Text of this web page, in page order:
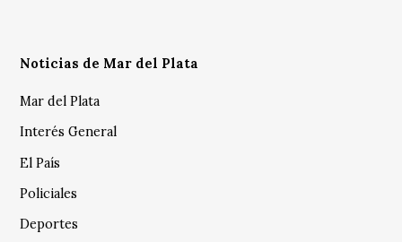
Noticias de Mar del Plata
Mar del Plata
Interés General
El País
Policiales
Deportes